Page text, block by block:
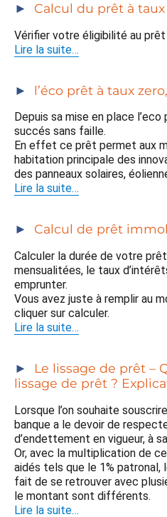
Calcul du prêt à taux
Vérifier votre éligibilité au
Lire la suite…
l’éco prêt à taux
Depuis sa mise en place
succés sans faille.
En effet ce prêt permet aux
habitation principale des
des panneaux solaires,
Lire la suite…
Calcul de prêt
Calculer la durée de votre
mensualitées, le taux
emprunter.
Vous avez juste à remplir au
cliquer sur calculer.
Lire la suite…
Le lissage de prêt –
lissage de prêt ?
Lorsque l’on souhaite
banque a le devoir de
d’endettement en vigueur, à
Or, avec la multiplication de
aidés tels que le 1% patronal,
fait de se retrouver avec
le montant sont différents.
Lire la suite…